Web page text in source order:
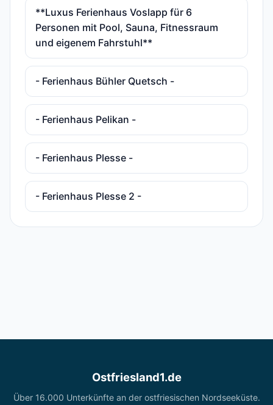
**Luxus Ferienhaus Voslapp für 6
Personen mit Pool, Sauna, Fitnessraum
und eigenem Fahrstuhl**
- Ferienhaus Bühler Quetsch -
- Ferienhaus Pelikan -
- Ferienhaus Plesse -
- Ferienhaus Plesse 2 -
Ostfriesland1.de
Über 16.000 Unterkünfte an der ostfriesischen Nordseeküste.